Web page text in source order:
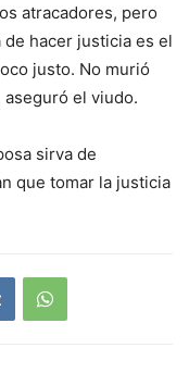
atracadores, pero
hacer justicia es el
justo. No murió
el viudo.
sirva de
que tomar la justicia